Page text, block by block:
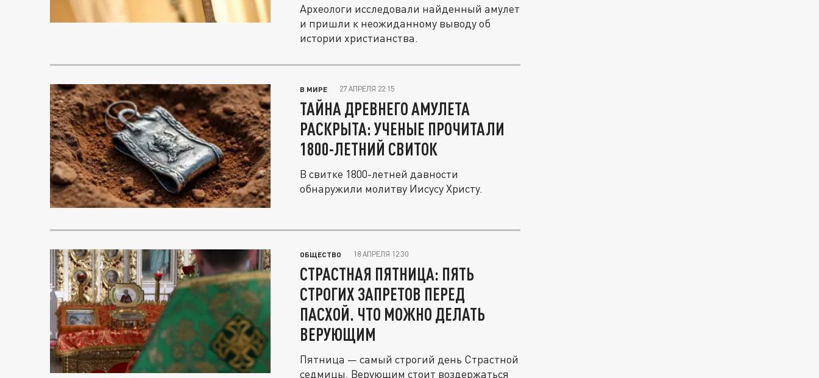
Археологи исследовали найденный амулет
и пришли к неожиданному выводу об
истории христианства.
В МИРЕ 27 АПРЕЛЯ 22:15
ТАЙНА ДРЕВНЕГО АМУЛЕТА
РАСКРЫТА: УЧЕНЫЕ ПРОЧИТАЛИ
1800-ЛЕТНИЙ СВИТОК
В свитке 1800-летней давности
обнаружили молитву Иисусу Христу.
ОБЩЕСТВО 18 АПРЕЛЯ 12:30
СТРАСТНАЯ ПЯТНИЦА: ПЯТЬ
СТРОГИХ ЗАПРЕТОВ ПЕРЕД
ПАСХОЙ. ЧТО МОЖНО ДЕЛАТЬ
ВЕРУЮЩИМ
Пятница — самый строгий день Страстной
седмицы. Верующим стоит воздержаться